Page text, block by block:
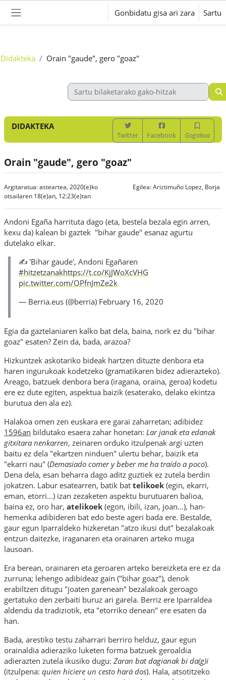
Alboko panela
Gonbidatu gisa ari zara Sartu
Didakteka Orain "gaude", gero "goaz"
DIDAKTEKA
Twitter Facebook Gogokoa
Orain "gaude", gero "goaz"
Argitaratua: asteartea, 2020(e)ko
otsailaren 18(e)an, 12:23(e)tan
Egilea:Ariztimuño Lopez, Borja
Andoni Egaña harrituta dago (eta, bestela bezala egin arren,
kexu da) kalean bi gaztek "bihar gaude" esanaz agurtu
dutelako elkar.
✍️ 'Bihar gaude', Andoni Egañaren
#hitzetzanakhttps://t.co/KjJWoXcVHG
pic.twitter.com/OPfnJmZe2k
— Berria.eus (@berria) February 16, 2020
Egia da gaztelaniaren kalko bat dela, baina, nork ez du "bihar
goaz" esaten? Zein da, bada, arazoa?
Hizkuntzek askotariko bideak hartzen dituzte denbora eta
haren ingurukoak kodetzeko (gramatikaren bidez adierazteko).
Areago, batzuek denbora bera (iragana, oraina, geroa) kodetu
ere ez dute egiten, aspektua baizik (esaterako, delako ekintza
burutua den ala ez).
Halakoa omen zen euskara ere garai zaharretan; adibidez
1596an bildutako esaera zahar honetan: Lar janak eta edanak
gitxitara nenkarren, zeinaren orduko itzulpenak argi uzten
baitu ez dela "ekartzen ninduen" ulertu behar, baizik eta
"ekarri nau" (Demasiado comer y beber me ha traído a poco).
Dena dela, esan beharra dago aditz guztiek ez zutela berdin
jokatzen. Labur esatearren, batik bat telikoek (egin, ekarri,
eman, etorri...) izan zezaketen aspektu burutuaren balioa,
baina ez, oro har, atelikoek (egon, ibili, izan, joan…), han-
hemenka adibideren bat edo beste ageri bada ere. Bestalde,
gaur egun Iparraldeko hizkeretan "atzo ikusi dut" bezalakoak
entzun daitezke, iraganaren eta orainaren arteko muga
lausoan.
Era berean, orainaren eta geroaren arteko bereizketa ere ez da
zurruna; lehengo adibideaz gain ("bihar goaz"), denok
erabiltzen ditugu "joaten garenean" bezalakoak geroago
gertatuko den zerbaiti buruz ari garela. Berriz ere Iparraldea
aldendu da tradiziotik, eta "etorriko denean" ere esaten da
han.
Bada, arestiko testu zaharrari berriro helduz, gaur egun
orainaldia adieraziko luketen forma batzuek geroaldia
adierazten zutela ikusiko dugu: Zaran bat dagianak bi da(g)i
(itzulpena: quien hiciere un cesto hará dos). Hala, atsotitzeko